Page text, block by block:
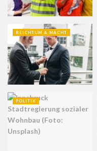
REICHTUM & MACHT
POLITIK